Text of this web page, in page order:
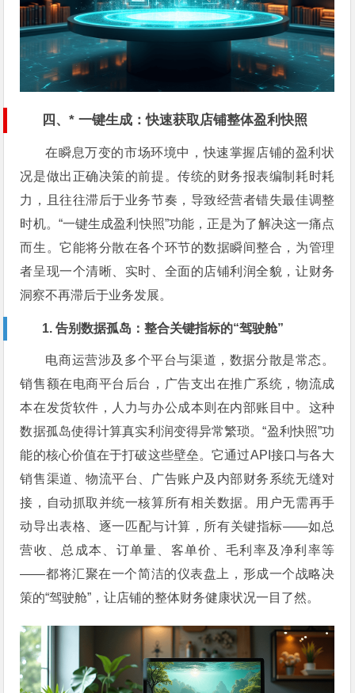
四、* 一键生成：快速获取店铺整体盈利快照
在瞬息万变的市场环境中，快速掌握店铺的盈利状
况是做出正确决策的前提。传统的财务报表编制耗时耗
力，且往往滞后于业务节奏，导致经营者错失最佳调整
时机。“一键生成盈利快照”功能，正是为了解决这一痛点
而生。它能将分散在各个环节的数据瞬间整合，为管理
者呈现一个清晰、实时、全面的店铺利润全貌，让财务
洞察不再滞后于业务发展。
1. 告别数据孤岛：整合关键指标的“驾驶舱”
电商运营涉及多个平台与渠道，数据分散是常态。
销售额在电商平台后台，广告支出在推广系统，物流成
本在发货软件，人力与办公成本则在内部账目中。这种
数据孤岛使得计算真实利润变得异常繁琐。“盈利快照”功
能的核心价值在于打破这些壁垒。它通过API接口与各大
销售渠道、物流平台、广告账户及内部财务系统无缝对
接，自动抓取并统一核算所有相关数据。用户无需再手
动导出表格、逐一匹配与计算，所有关键指标——如总
营收、总成本、订单量、客单价、毛利率及净利率等
——都将汇聚在一个简洁的仪表盘上，形成一个战略决
策的“驾驶舱”，让店铺的整体财务健康状况一目了然。